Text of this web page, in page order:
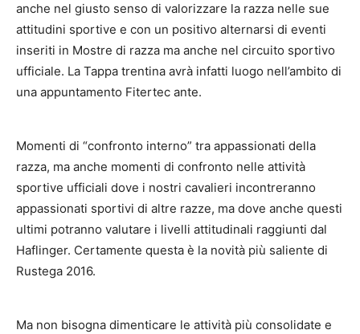
anche nel giusto senso di valorizzare la razza nelle sue
attitudini sportive e con un positivo alternarsi di eventi
inseriti in Mostre di razza ma anche nel circuito sportivo
ufficiale. La Tappa trentina avrà infatti luogo nell’ambito di
una appuntamento Fitertec ante.
Momenti di “confronto interno” tra appassionati della
razza, ma anche momenti di confronto nelle attività
sportive ufficiali dove i nostri cavalieri incontreranno
appassionati sportivi di altre razze, ma dove anche questi
ultimi potranno valutare i livelli attitudinali raggiunti dal
Haflinger. Certamente questa è la novità più saliente di
Rustega 2016.
Ma non bisogna dimenticare le attività più consolidate e